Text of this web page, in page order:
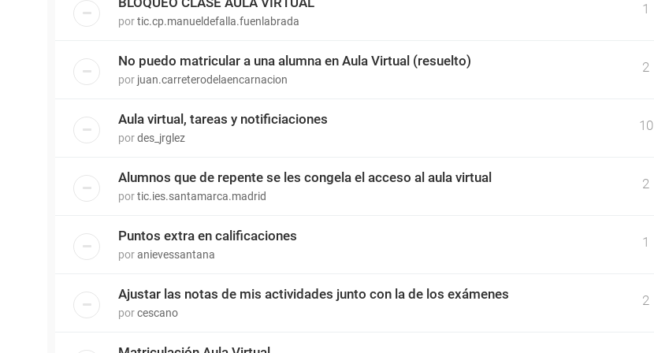
portic.cp.manueldefalla.fuenlabrada
1
No puedo matricular a una alumna en Aula Virtual (resuelto)
por juan.carreterodelaencarnacion
2
Aula virtual, tareas y notificiaciones
pordes_jrglez
10
Alumnos que de repente se les congela el acceso al aula virtual
portic.ies.santamarca.madrid
2
Puntos extra en calificaciones
poranievessantana
1
Ajustar las notas de mis actividades junto con la de los exámenes
porcescano
2